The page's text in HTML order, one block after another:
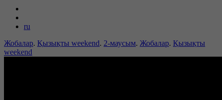
ru
Жобалар. Қызықты weekend. 2-маусым. Жобалар. Қызықты
weekend